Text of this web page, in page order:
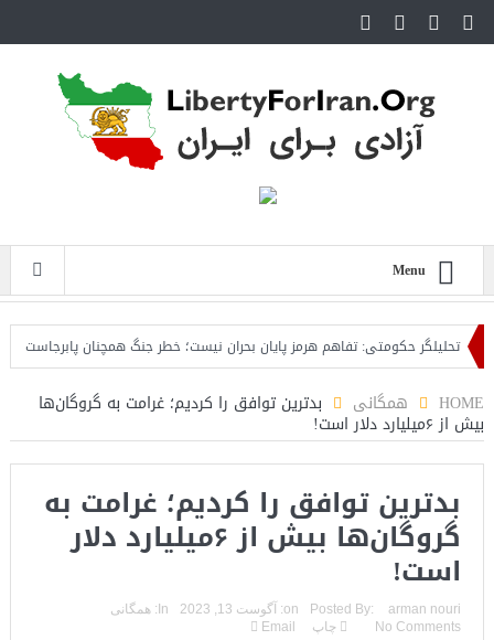
Menu
تحلیلگر حکومتی: تفاهم هرمز پایان بحران نیست؛ خطر جنگ همچنان پابرجاست
HOME همگانی بدترین توافق را کردیم؛ غرامت به گروگان‌ها
بیش از ۶میلیارد دلار است!
بدترین توافق را کردیم؛ غرامت به
گروگان‌ها بیش از ۶میلیارد دلار
است!
Posted By: arman nouri
on: آگوست 13, 2023 In: همگانی
No Comments
چاپ Email